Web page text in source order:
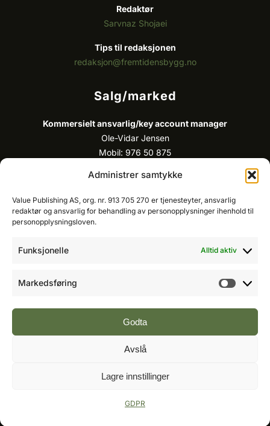
Administrer samtykke
Value Publishing AS, org. nr. 913 705 270 er tjenesteyter, ansvarlig
redaktør og ansvarlig for behandling av personopplysninger ihenhold til
personopplysningsloven.
Funksjonelle Alltid aktiv
Markedsføring
Godta
Avslå
Lagre innstillinger
GDPR
Redaktør
Sarvnaz Shojaei
Tips til redaksjonen
redaksjon@fremtidensbygg.no
Salg/marked
Kommersielt ansvarlig/key account manager
Ole-Vidar Jensen
Mobil: 976 50 875
Cristian Fatah
god presseskikk.
Reserved.